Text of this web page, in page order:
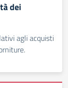
dei
agli acquisti